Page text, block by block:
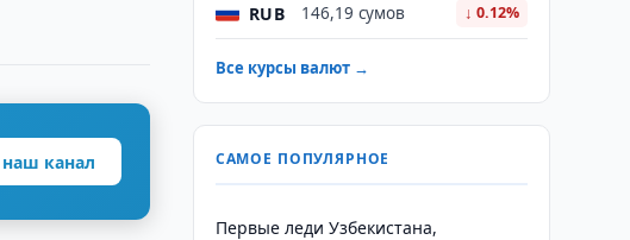
канал
RUB 146,19 сумов ↓ 0.12%
Все курсы валют →
САМОЕ ПОПУЛЯРНОЕ
Первые леди Узбекистана,